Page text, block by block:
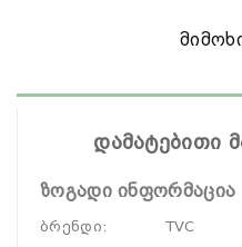
დამატებითი
ზოგადი ინფორმაცია
ბრენდი: TVC